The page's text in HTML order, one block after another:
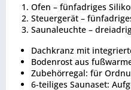
Ofen – fünfadriges
Steuergerät –
Saunaleuchte –
Dachkranz mit
Bodenrost aus
Zubehörregal: für
6-teiliges Saunaset: